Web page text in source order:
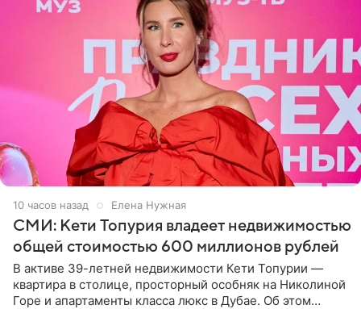
10 часов назад Елена Нужная
СМИ: Кети Топурия владеет недвижимостью
общей стоимостью 600 миллионов рублей
В активе 39-летней недвижимости Кети Топурии —
квартира в столице, просторный особняк на Николиной
Горе и апартаменты класса люкс в Дубае. Об этом